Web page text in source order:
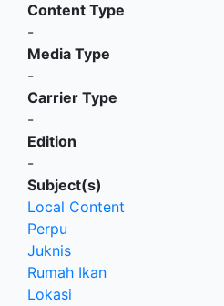
Content Type
-
Media Type
-
Carrier Type
-
Edition
-
Subject(s)
Local Content
Perpu
Juknis
Rumah Ikan
Lokasi